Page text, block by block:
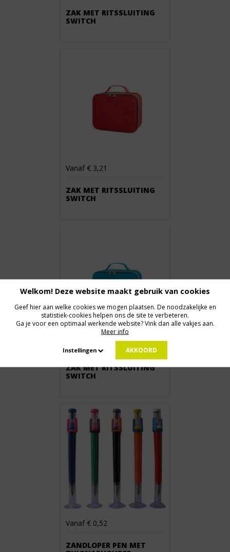
ZAK MET RITSSLUITING
SWITCH
Vanaf € 3,21
ZAK MET RITSSLUITING
SWITCH
ZAK MET RITSSLUITING
SWITCH
Vanaf € 0,52
ZANDLOPER PEN MET
Welkom! Deze website maakt gebruik van cookies
Geef hier aan welke cookies we mogen plaatsen. De noodzakelijke en
statistiek-cookies helpen ons de site te verbeteren.
Ga je voor een optimaal werkende website? Vink dan alle vakjes aan.
Meer info
Instellingen AKKOORD